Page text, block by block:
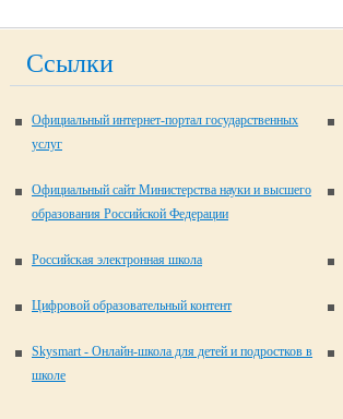
Ссылки
Официальный интернет-портал государственных
услуг
Официальный сайт Министерства науки и высшего
образования Российской Федерации
Российская электронная школа
Цифровой образовательный контент
Skysmart - Онлайн-школа для детей и подростков в
школе